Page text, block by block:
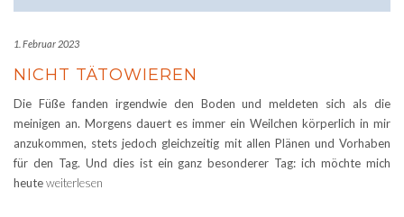
1. Februar 2023
NICHT TÄTOWIEREN
Die Füße fanden irgendwie den Boden und meldeten sich als die
meinigen an. Morgens dauert es immer ein Weilchen körperlich in mir
anzukommen, stets jedoch gleichzeitig mit allen Plänen und Vorhaben
für den Tag. Und dies ist ein ganz besonderer Tag: ich möchte mich
heuteweiterlesen